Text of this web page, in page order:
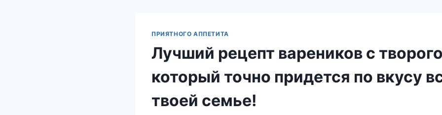
ПРИЯТНОГО АППЕТИТА
Лучший рецепт вареников с
который точно придется по вкусу
твоей семье!